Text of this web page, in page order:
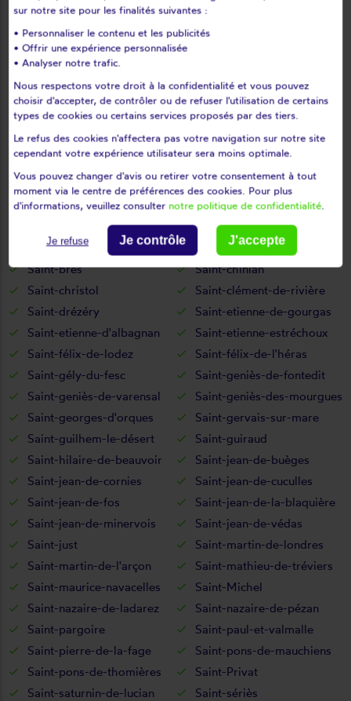
Prades-sur-vernazobre
Prémian
Puéchabon
Puilacher
Puimisson
Quarante
Restinclières
Rieussec
Riols
Romiguières
Roquebrun
Roqueredonde
Rouet
Roujan
Saint-andré-de-buèges
Saint-andré-de-sangonis
Saint-bauzille-de-la-sylve
Saint-bauzille-de-montmel
Saint-bauzille-de-putois
Saint-brès
Saint-chinian
Saint-christol
Saint-clément-de-rivière
Saint-drézéry
Saint-etienne-de-gourgas
Saint-etienne-d'albagnan
Saint-etienne-estréchoux
Saint-félix-de-lodez
Saint-félix-de-l'héras
Saint-gély-du-fesc
Saint-geniès-de-fontedit
Saint-geniès-de-varensal
Saint-geniès-des-mourgues
Saint-georges-d'orques
Saint-gervais-sur-mare
Saint-guilhem-le-désert
Saint-guiraud
Saint-hilaire-de-beauvoir
Saint-jean-de-buèges
Saint-jean-de-cornies
Saint-jean-de-cuculles
Saint-jean-de-fos
Saint-jean-de-la-blaquière
Saint-jean-de-minervois
Saint-jean-de-védas
Saint-just
Saint-martin-de-londres
Saint-martin-de-l'arçon
Saint-mathieu-de-tréviers
Saint-maurice-navacelles
Saint-Michel
Saint-nazaire-de-ladarez
Saint-nazaire-de-pézan
Saint-pargoire
Saint-paul-et-valmalle
Saint-pierre-de-la-fage
Saint-pons-de-mauchiens
Saint-pons-de-thomières
Saint-Privat
Saint-saturnin-de-lucian
Saint-sériès
sur notre site pour les finalités suivantes :
• Personnaliser le contenu et les publicités
• Offrir une expérience personnalisée
• Analyser notre trafic.
Nous respectons votre droit à la confidentialité et vous pouvez
choisir d'accepter, de contrôler ou de refuser l'utilisation de certains
types de cookies ou certains services proposés par des tiers.
Le refus des cookies n'affectera pas votre navigation sur notre site
cependant votre expérience utilisateur sera moins optimale.
Vous pouvez changer d'avis ou retirer votre consentement à tout
moment via le centre de préférences des cookies. Pour plus
d'informations, veuillez consulter notre politique de confidentialité.
Je refuse Je contrôle J'accepte